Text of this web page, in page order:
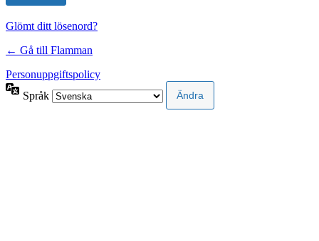
Glömt ditt lösenord?
← Gå till Flamman
Personuppgiftspolicy
Språk